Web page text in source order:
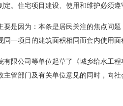
。住宅项目建设、使用和维护必须遵
因为：本条是居民关注的焦点问题
一项目的建筑面积相同而套内使用面
公司等单位起草了《城乡给水工程
管部门及有关单位意见的同时，向